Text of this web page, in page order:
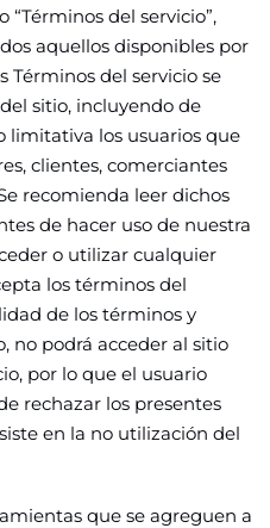
“Términos del servicio”,
aquellos disponibles por
Términos del servicio se
sitio, incluyendo de
limitativa los usuarios que
clientes, comerciantes
recomienda leer dichos
de hacer uso de nuestra
o utilizar cualquier
los términos del
de los términos y
no podrá acceder al sitio
por lo que el usuario
rechazar los presentes
en la no utilización del
que se agreguen a